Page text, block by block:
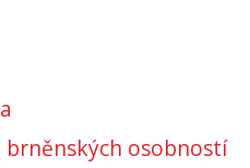
osobností